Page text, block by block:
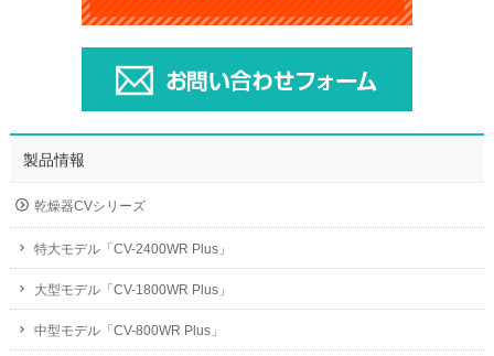
製品情報
乾燥器CVシリーズ
特大モデル「CV-2400WR Plus」
大型モデル「CV-1800WR Plus」
中型モデル「CV-800WR Plus」